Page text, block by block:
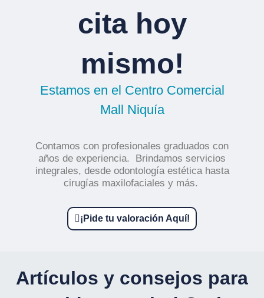
cita hoy
mismo!
Estamos en el Centro Comercial
Mall Niquía
Contamos con profesionales graduados con
años de experiencia. Brindamos servicios
integrales, desde odontología estética hasta
cirugías maxilofaciales y más.
¡Pide tu valoración Aquí!
Artículos y consejos para